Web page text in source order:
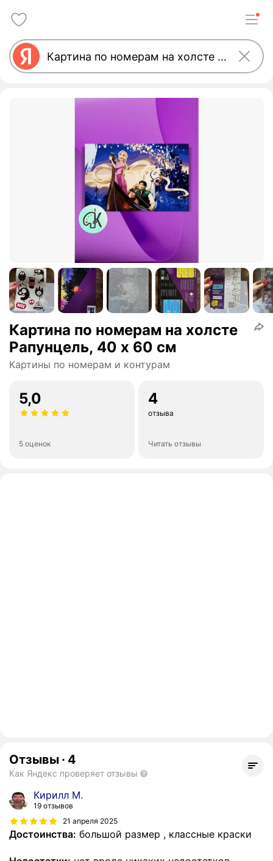
Картина по номерам на холсте
Рапунцель, 40 х 60 см
Картины по номерам и контурам
5,0
5 оценок
4
отзыва
Читать отзывы
Отзывы · 4
Как Яндекс проверяет отзывы
Кирилл М.
19 отзывов
21 апреля 2025
Достоинства: большой размер , классные краски